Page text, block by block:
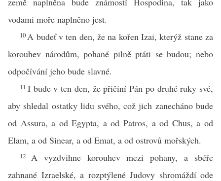
vodami moře naplněno jest.
10A budeť v ten den, že na kořen Izai, kterýž stane za
korouhev národům, pohané pilně ptáti se budou; nebo
odpočívání jeho bude slavné.
11 I bude v ten den, že přičiní Pán po druhé ruky své,
aby shledal ostatky lidu svého, což jich zanecháno bude
od Assura, a od Egypta, a od Patros, a od Chus, a od
Elam, a od Sinear, a od Emat, a od ostrovů mořských.
12 A vyzdvihne korouhev mezi pohany, a sbéře
zahnané Izraelské, a rozptýlené Judovy shromáždí ode